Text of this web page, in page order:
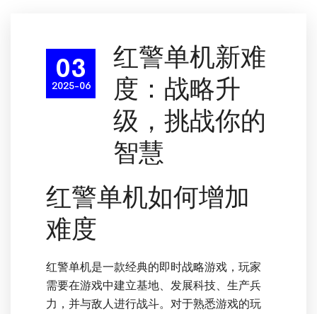
03
2025-06
红警单机新难
度：战略升
级，挑战你的
智慧
红警单机如何增加
难度
红警单机是一款经典的即时战略游戏，玩家
需要在游戏中建立基地、发展科技、生产兵
力，并与敌人进行战斗。对于熟悉游戏的玩